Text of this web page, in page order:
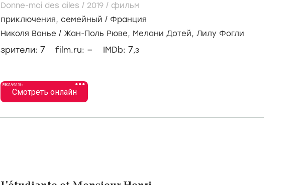
Donne-moi des ailes / 2019 / фильм
приключения, семейный / Франция
Николя Ванье / Жан-Поль Рюве, Мелани Дотей, Лилу Фогли
зрители: 7 film.ru: – IMDb: 7,3
•••
РЕКЛАМА 18+
Смотреть онлайн